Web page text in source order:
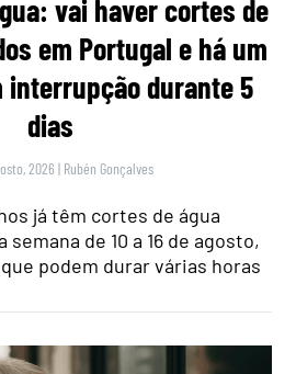
vai haver cortes de
em Portugal e há um
interrupção durante 5
dias
2026 | Rubén Gonçalves
já têm cortes de água
de 10 a 16 de agosto,
podem durar várias horas